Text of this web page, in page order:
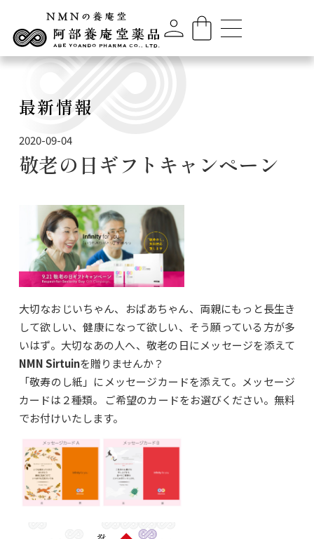
最新情報
2020-09-04
敬老の日ギフトキャンペーン
大切なおじいちゃん、おばあちゃん、両親にもっと長生き
して欲しい、健康になって欲しい、そう願っている方が多
いはず。大切なあの人へ、敬老の日にメッセージを添えて
NMN Sirtuinを贈りませんか？
「敬寿のし紙」にメッセージカードを添えて。メッセージ
カードは２種類。 ご希望のカードをお選びください。無料
でお付けいたします。